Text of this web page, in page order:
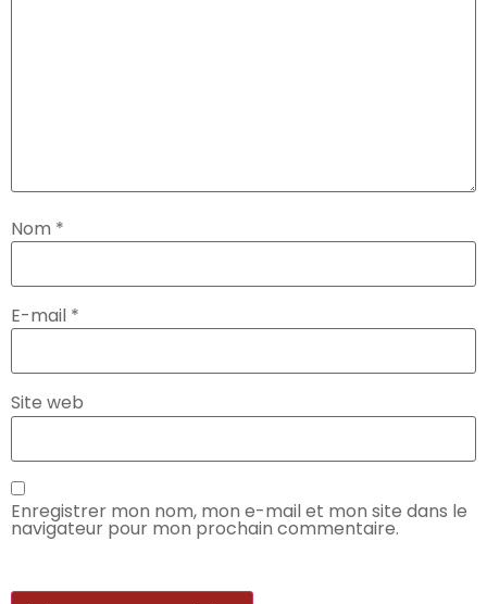
Nom *
E-mail *
Site web
Enregistrer mon nom, mon e-mail et mon site dans le
navigateur pour mon prochain commentaire.